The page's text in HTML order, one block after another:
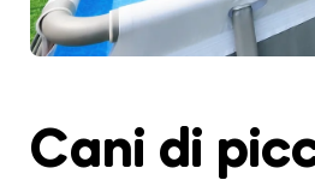
Cani di